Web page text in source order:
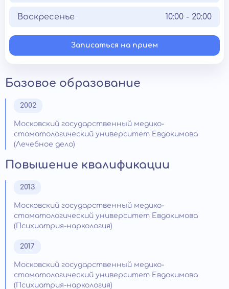
Воскресенье 10:00 - 20:00
Записаться на прием
Базовое образование
2002
Московский государственный медико-
стоматологический университет Евдокимова
(Лечебное дело)
Повышение квалификации
2013
Московский государственный медико-
стоматологический университет Евдокимова
(Психиатрия-наркология)
2017
Московский государственный медико-
стоматологический университет Евдокимова
(Психиатрия-наркология)